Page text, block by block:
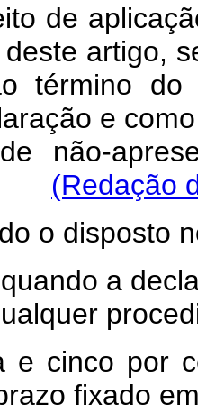
de
artigo,
término do
e
não-
(Redação
o disposto
a
e cinco por
fixado